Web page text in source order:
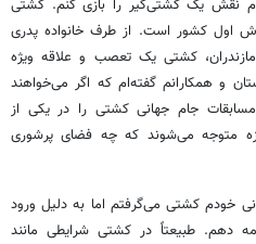
نقش یک کشتی‌گیر را بازی کنم. کشتی
اول کشور است. از طرف خانواده پدری
مازندران، کشتی یک تعصب و علاقه ویژه
همکارانم گفته‌ام که اگر می‌خواهند
جام جهانی کشتی را در یکی از
متوجه می‌شوند که چه فضای پرشوری
خودم کشتی می‌گرفتم اما به دلیل ورود
دهم. طبیعتاً در کشتی شرایطی مانند